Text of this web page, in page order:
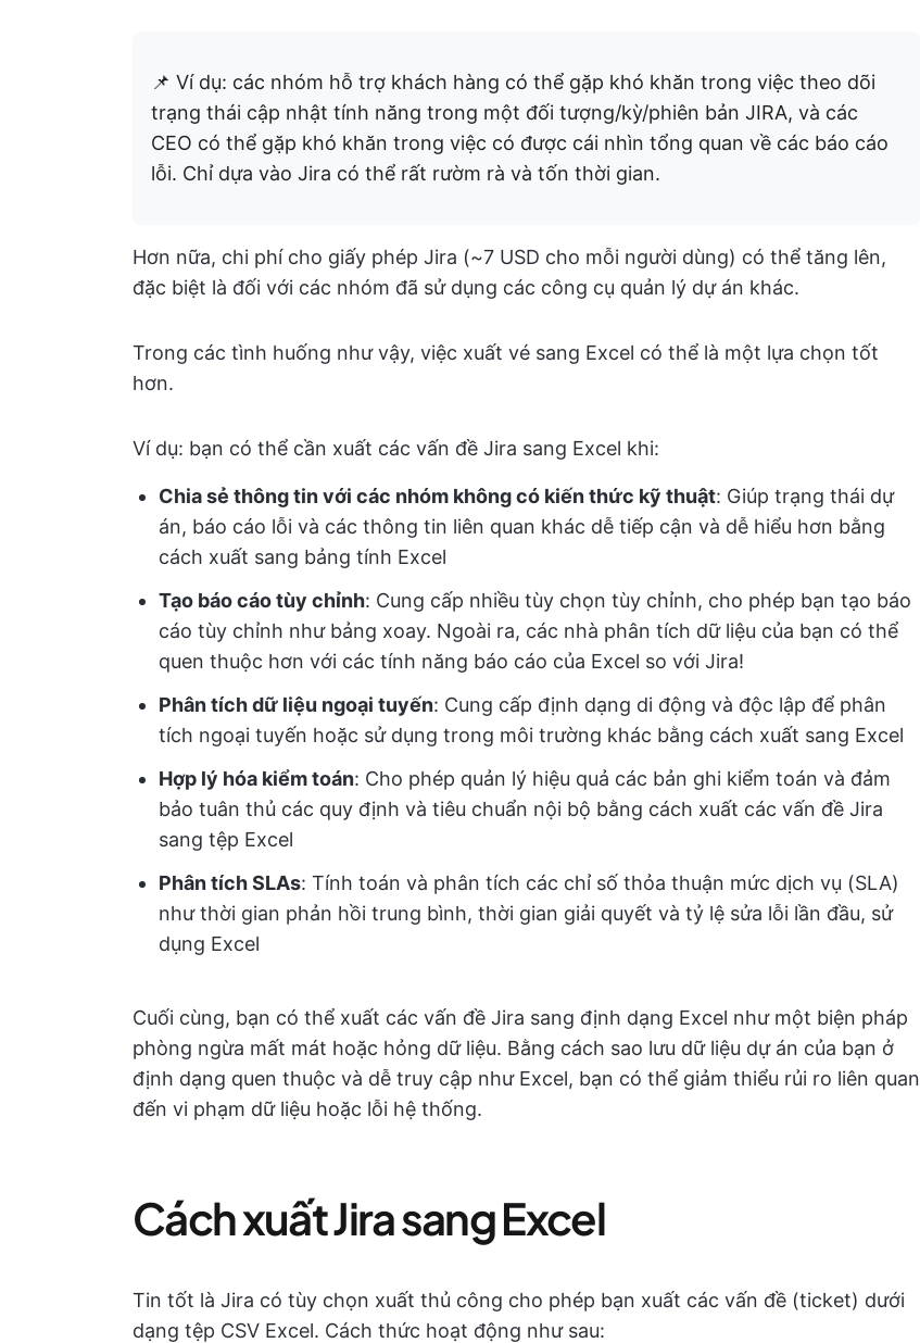
📌 Ví dụ: các nhóm hỗ trợ khách hàng có thể gặp khó khăn trong việc theo dõi
trạng thái cập nhật tính năng trong một đối tượng/kỳ/phiên bản JIRA, và các
CEO có thể gặp khó khăn trong việc có được cái nhìn tổng quan về các báo cáo
lỗi. Chỉ dựa vào Jira có thể rất rườm rà và tốn thời gian.
Hơn nữa, chi phí cho giấy phép Jira (~7 USD cho mỗi người dùng) có thể tăng lên,
đặc biệt là đối với các nhóm đã sử dụng các công cụ quản lý dự án khác.
Trong các tình huống như vậy, việc xuất vé sang Excel có thể là một lựa chọn tốt
hơn.
Ví dụ: bạn có thể cần xuất các vấn đề Jira sang Excel khi:
Chia sẻ thông tin với các nhóm không có kiến thức kỹ thuật: Giúp trạng thái dự
án, báo cáo lỗi và các thông tin liên quan khác dễ tiếp cận và dễ hiểu hơn bằng
cách xuất sang bảng tính Excel
Tạo báo cáo tùy chỉnh: Cung cấp nhiều tùy chọn tùy chỉnh, cho phép bạn tạo báo
cáo tùy chỉnh như bảng xoay. Ngoài ra, các nhà phân tích dữ liệu của bạn có thể
quen thuộc hơn với các tính năng báo cáo của Excel so với Jira!
Phân tích dữ liệu ngoại tuyến: Cung cấp định dạng di động và độc lập để phân
tích ngoại tuyến hoặc sử dụng trong môi trường khác bằng cách xuất sang Excel
Hợp lý hóa kiểm toán: Cho phép quản lý hiệu quả các bản ghi kiểm toán và đảm
bảo tuân thủ các quy định và tiêu chuẩn nội bộ bằng cách xuất các vấn đề Jira
sang tệp Excel
Phân tích SLAs: Tính toán và phân tích các chỉ số thỏa thuận mức dịch vụ (SLA)
như thời gian phản hồi trung bình, thời gian giải quyết và tỷ lệ sửa lỗi lần đầu, sử
dụng Excel
Cuối cùng, bạn có thể xuất các vấn đề Jira sang định dạng Excel như một biện pháp
phòng ngừa mất mát hoặc hỏng dữ liệu. Bằng cách sao lưu dữ liệu dự án của bạn ở
định dạng quen thuộc và dễ truy cập như Excel, bạn có thể giảm thiểu rủi ro liên quan
đến vi phạm dữ liệu hoặc lỗi hệ thống.
Cách xuất Jira sang Excel
Tin tốt là Jira có tùy chọn xuất thủ công cho phép bạn xuất các vấn đề (ticket) dưới
dạng tệp CSV Excel. Cách thức hoạt động như sau: